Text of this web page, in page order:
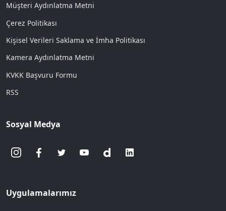
Müşteri Aydınlatma Metni
Çerez Politikası
Kişisel Verileri Saklama ve İmha Politikası
Kamera Aydınlatma Metni
KVKK Başvuru Formu
RSS
Sosyal Medya
Uygulamalarımız